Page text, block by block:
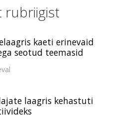
rubriigist
kaeti erinevaid
seotud teemasid
laagris kehastuti